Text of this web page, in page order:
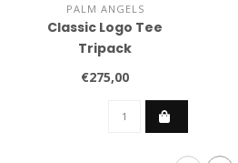
PALM ANGELS
Classic Logo Tee
Tripack
€275,00